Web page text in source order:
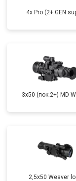
4x Pro (2+ GEN
3x50 (пок.2+) MD
2,5x50 Weaver